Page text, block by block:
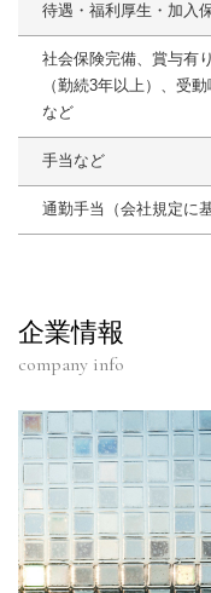
待遇・福利厚生・加入
社会保険完備、賞与有
（勤続3年以上）、受
など
手当など
通勤手当（会社規定に
企業情報
company info